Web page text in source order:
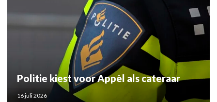
Politie kiest voor Appèl als cateraar
16 juli 2026